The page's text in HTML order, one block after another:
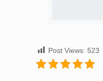
Post Views: 523